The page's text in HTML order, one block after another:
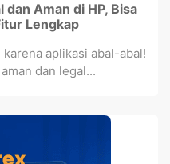
Aman di HP, Bisa
Lengkap
aplikasi abal-abal!
dan legal...